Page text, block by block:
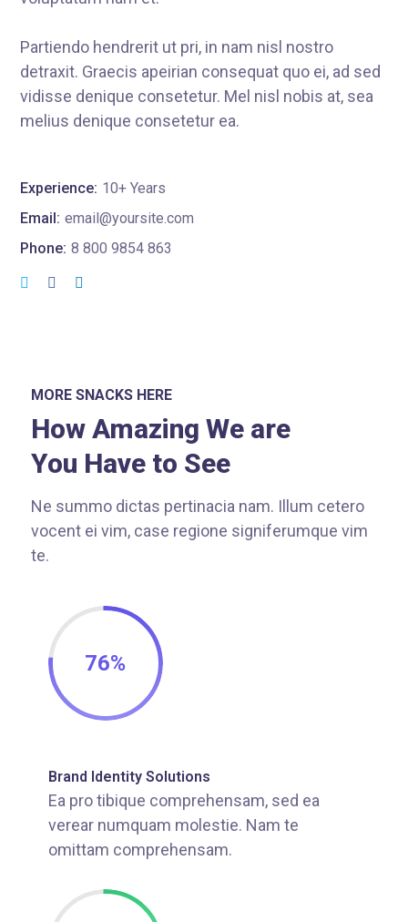
Partiendo hendrerit ut pri, in nam nisl nostro
detraxit. Graecis apeirian consequat quo ei, ad sed
vidisse denique consetetur. Mel nisl nobis at, sea
melius denique consetetur ea.
Experience: 10+ Years
Email: email@yoursite.com
Phone: 8 800 9854 863
MORE SNACKS HERE
How Amazing We are
You Have to See
Ne summo dictas pertinacia nam. Illum cetero
vocent ei vim, case regione signiferumque vim
te.
76%
Brand Identity Solutions
Ea pro tibique comprehensam, sed ea
verear numquam molestie. Nam te
omittam comprehensam.